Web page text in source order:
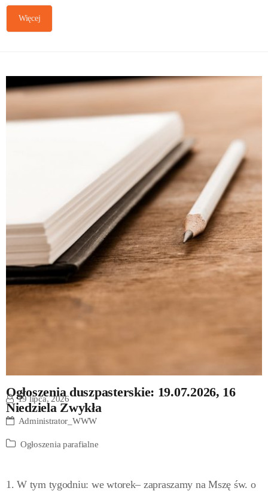
Więcej
Ogłoszenia duszpasterskie: 19.07.2026, 16
Niedziela Zwykła
19 lipca, 2026
Administrator_WWW
Ogłoszenia parafialne
1. W tym tygodniu: we wtorek– zapraszamy na Mszę św. o